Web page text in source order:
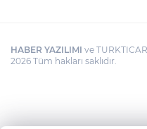
HABER YAZILIMI ve
2026 Tüm hakları saklıdır.